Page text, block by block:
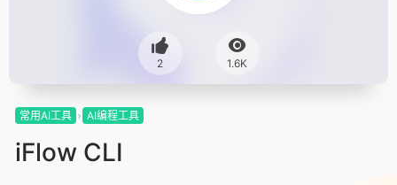
2 1.6K
常用AI工具 AI编程工具
iFlow CLI